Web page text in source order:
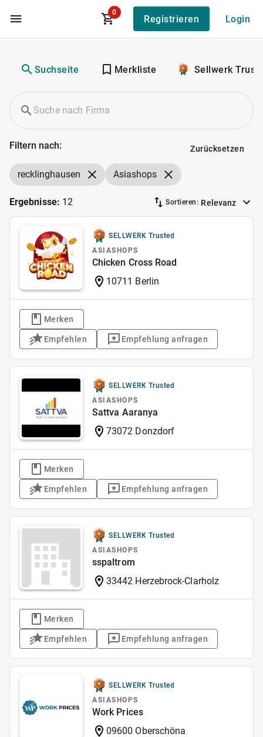
Zum Hauptinhalt
0
Registrieren Login
Suchseite Merkliste Sellwerk
Filtern nach: Zurücksetzen
recklinghausen Asiashops
Ergebnisse: 12 Sortieren: Relevanz
SELLWERK Trusted
ASIASHOPS
Chicken Cross Road
10711 Berlin
Merken
Empfehlen Empfehlung anfragen
SELLWERK Trusted
ASIASHOPS
Sattva Aaranya
73072 Donzdorf
Merken
Empfehlen Empfehlung anfragen
SELLWERK Trusted
ASIASHOPS
sspaltrom
33442 Herzebrock-Clarholz
Merken
Empfehlen Empfehlung anfragen
SELLWERK Trusted
ASIASHOPS
Work Prices
09600 Oberschöna